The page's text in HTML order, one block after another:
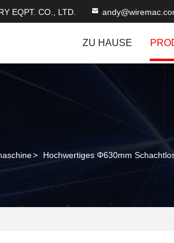
EQPT. CO., LTD.
ZU HAUSE
> Hochwertiges Φ630mm